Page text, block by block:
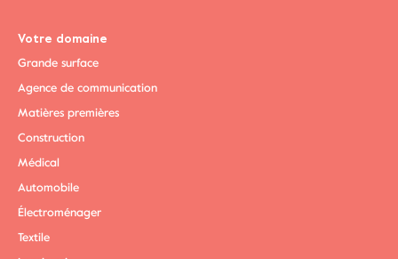
Votre domaine
Grande surface
Agence de communication
Matières premières
Construction
Médical
Automobile
Électroménager
Textile